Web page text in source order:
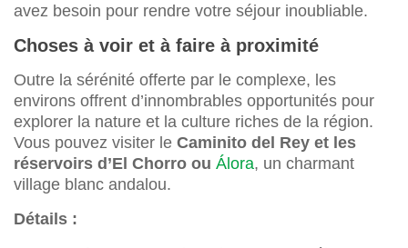
avez besoin pour rendre votre séjour inoubliable.
Choses à voir et à faire à proximité
Outre la sérénité offerte par le complexe, les
environs offrent d’innombrables opportunités pour
explorer la nature et la culture riches de la région.
Vous pouvez visiter le Caminito del Rey et les
réservoirs d’El Chorro ou Álora, un charmant
village blanc andalou.
Détails :